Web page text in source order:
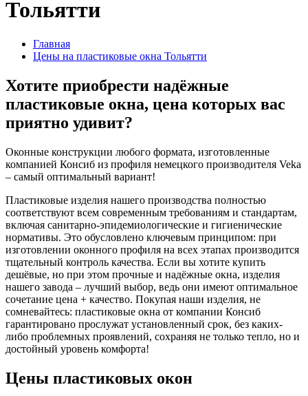
Тольятти
Главная
Цены на пластиковые окна Тольятти
Хотите приобрести надёжные
пластиковые окна, цена которых вас
приятно удивит?
Оконные конструкции любого формата, изготовленные
компанией Консиб из профиля немецкого производителя Veka
– самый оптимальный вариант!
Пластиковые изделия нашего производства полностью
соответствуют всем современным требованиям и стандартам,
включая санитарно-эпидемиологические и гигиенические
нормативы. Это обусловлено ключевым принципом: при
изготовлении оконного профиля на всех этапах производится
тщательный контроль качества. Если вы хотите купить
дешёвые, но при этом прочные и надёжные окна, изделия
нашего завода – лучший выбор, ведь они имеют оптимальное
сочетание цена + качество. Покупая наши изделия, не
сомневайтесь: пластиковые окна от компании Консиб
гарантировано прослужат установленный срок, без каких-
либо проблемных проявлений, сохраняя не только тепло, но и
достойный уровень комфорта!
Цены пластиковых окон